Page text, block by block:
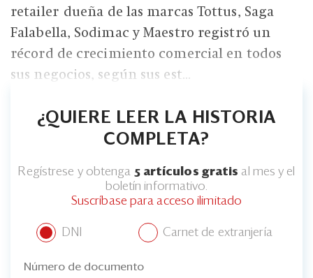
retailer dueña de las marcas Tottus, Saga
Falabella, Sodimac y Maestro registró un
récord de crecimiento comercial en todos
sus negocios, según sus est...
¿QUIERE LEER LA HISTORIA
COMPLETA?
Regístrese y obtenga 5 artículos gratis al mes y el
boletín informativo.
Suscríbase para acceso ilimitado
DNI Carnet de extranjería